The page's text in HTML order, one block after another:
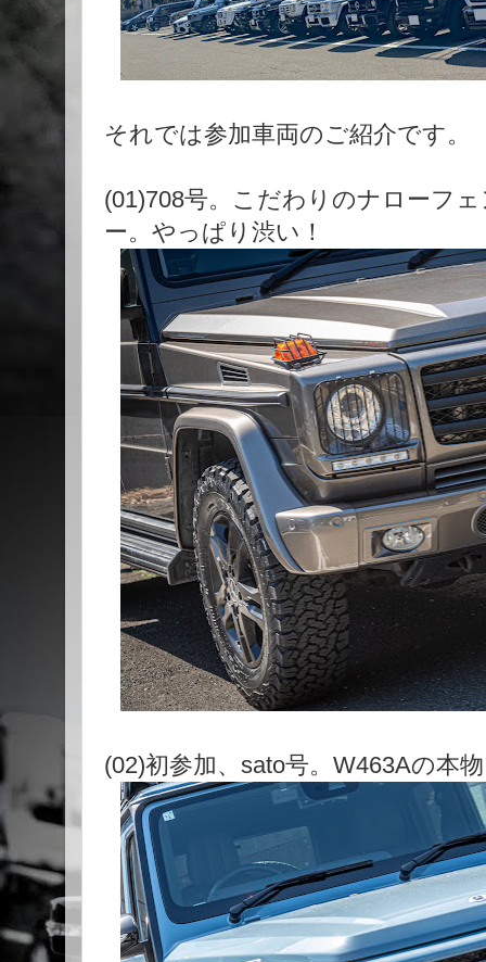
それでは参加車両のご紹介です。
(01)708号。こだわりのナローフ
ー。やっぱり渋い！
(02)初参加、sato号。W463Aの本